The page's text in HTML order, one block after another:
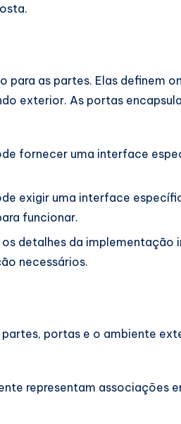
as partes. Elas definem
exterior. As portas
fornecer uma interface
exigir uma interface
funcionar.
detalhes da implementação
necessários.
portas e o ambiente
representam associações